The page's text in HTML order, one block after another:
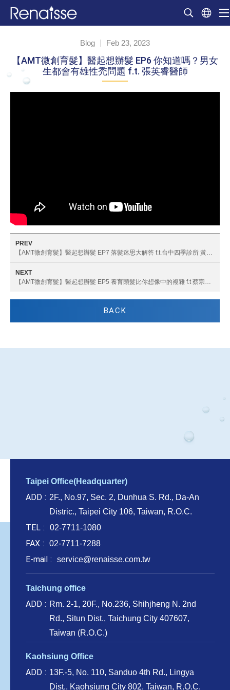
Blog Feb 23, 2023
【AMT微創育髮】醫起想辦髮 EP6 你知道嗎？男女
生都會有雄性禿問題 f.t. 張英睿醫師
PREV
NEXT
BACK
Taipei Office(Headquarter)
ADD
2F., No.97, Sec. 2, Dunhua S. Rd., Da-An
Distric., Taipei City 106, Taiwan, R.O.C.
TEL 02-7711-1080
FAX 02-7711-7288
E-mail service@renaisse.com.tw
Taichung office
ADD
Rm. 2-1, 20F., No.236, Shihjheng N. 2nd
Rd., Situn Dist., Taichung City 407607,
Taiwan (R.O.C.)
Kaohsiung Office
ADD
13F.-5, No. 110, Sanduo 4th Rd., Lingya
Dist., Kaohsiung City 802, Taiwan, R.O.C.